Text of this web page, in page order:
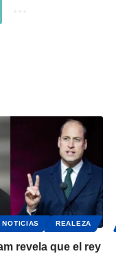
NOTICIAS REALEZA
revela que el rey